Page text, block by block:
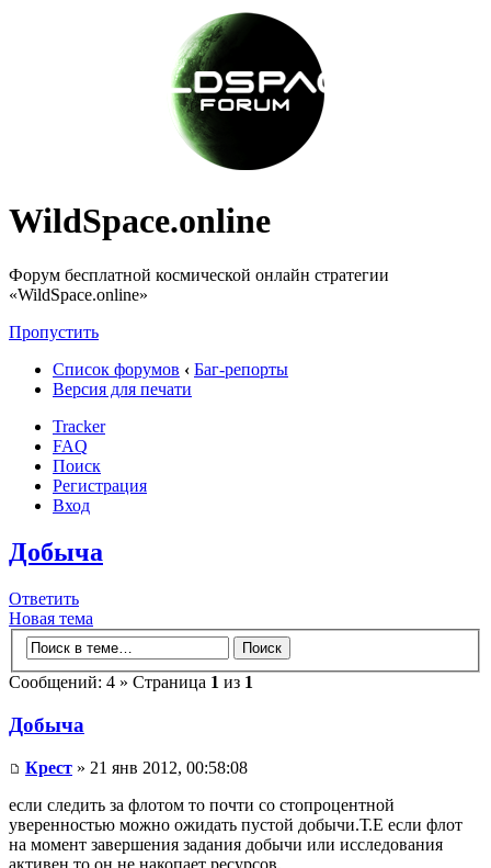
WildSpace.online
Форум бесплатной космической онлайн стратегии
«WildSpace.online»
Пропустить
Список форумов ‹ Баг-репорты
Версия для печати
Tracker
FAQ
Поиск
Регистрация
Вход
Добыча
Ответить
Новая тема
Сообщений: 4 » Страница 1 из 1
Добыча
Крест » 21 янв 2012, 00:58:08
если следить за флотом то почти со стопроцентной
уверенностью можно ожидать пустой добычи.Т.Е если флот
на момент завершения задания добычи или исследования
активен то он не накопает ресурсов.